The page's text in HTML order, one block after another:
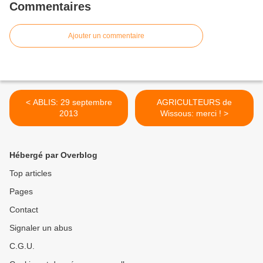
Commentaires
Ajouter un commentaire
< ABLIS: 29 septembre
2013
AGRICULTEURS de
Wissous: merci ! >
Hébergé par Overblog
Top articles
Pages
Contact
Signaler un abus
C.G.U.